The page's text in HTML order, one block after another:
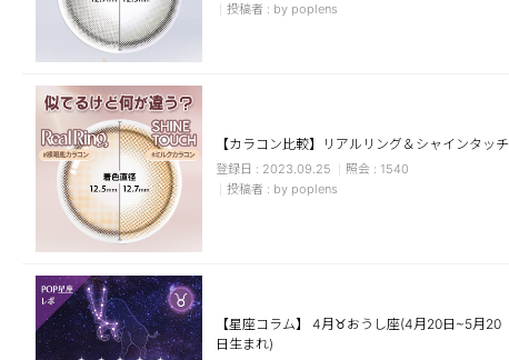
by poplens
【カラコン比較】リアルリング＆シャインタッチ
2023.09.25
1540
by poplens
【星座コラム】 4月♉おうし座(4月20日~5月20
日生まれ)